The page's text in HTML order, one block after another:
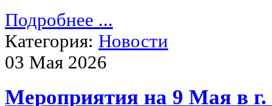
Подробнее ...
Категория: Новости
03 Мая 2026
Мероприятия на 9 Мая в